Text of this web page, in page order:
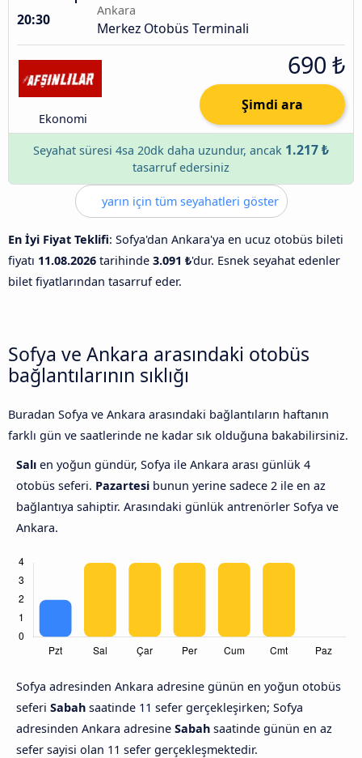
20:30
Ankara
Merkez Otobüs Terminali
Ekonomi
690 ₺
Şimdi ara
Seyahat süresi 4sa 20dk daha uzundur, ancak 1.217 ₺
tasarruf edersiniz
yarın için tüm seyahatleri göster
En İyi Fiyat Teklifi: Sofya'dan Ankara'ya en ucuz otobüs bileti
fiyatı 11.08.2026 tarihinde 3.091 ₺'dur. Esnek seyahat edenler
bilet fiyatlarından tasarruf eder.
Sofya ve Ankara arasındaki otobüs
bağlantılarının sıklığı
Buradan Sofya ve Ankara arasındaki bağlantıların haftanın
farklı gün ve saatlerinde ne kadar sık olduğuna bakabilirsiniz.
Salı en yoğun gündür, Sofya ile Ankara arası günlük 4
otobüs seferi. Pazartesi bunun yerine sadece 2 ile en az
bağlantıya sahiptir. Arasındaki günlük antrenörler Sofya ve
Ankara.
Sofya adresinden Ankara adresine günün en yoğun otobüs
seferi Sabah saatinde 11 sefer gerçekleşirken; Sofya
adresinden Ankara adresine Sabah saatinde günün en az
sefer sayisi olan 11 sefer gerçekleşmektedir.